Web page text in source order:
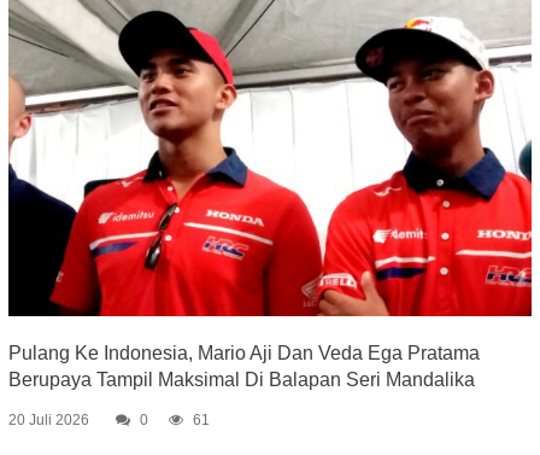
Pulang Ke Indonesia, Mario Aji Dan Veda Ega Pratama
Berupaya Tampil Maksimal Di Balapan Seri Mandalika
20 Juli 2026 0 61